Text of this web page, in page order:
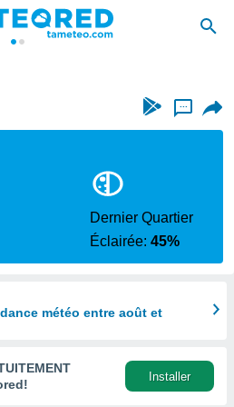
...
Dernier Quartier
Éclairée:45%
météo entre août et
Installer